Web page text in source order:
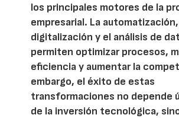
los principales motores de la
empresarial. La
digitalización y el análisis de
permiten optimizar procesos,
eficiencia y aumentar la
embargo, el éxito de estas
transformaciones no depende
de la inversión tecnológica,